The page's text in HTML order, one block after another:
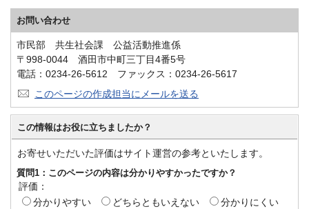
お問い合わせ
市民部 共生社会課 公益活動推進係
〒998-0044 酒田市中町三丁目4番5号
電話：0234-26-5612 ファックス：0234-26-5617
このページの作成担当にメールを送る
この情報はお役に立ちましたか？
お寄せいただいた評価はサイト運営の参考といたします。
質問1：このページの内容は分かりやすかったですか？
評価：
分かりやすい
どちらともいえない
分かりにくい